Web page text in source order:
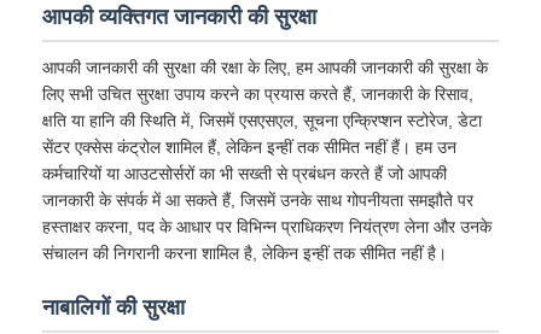
आपकी व्यक्तिगत जानकारी की सुरक्षा
आपकी जानकारी की सुरक्षा की रक्षा के लिए, हम आपकी जानकारी की सुरक्षा के
लिए सभी उचित सुरक्षा उपाय करने का प्रयास करते हैं, जानकारी के रिसाव,
क्षति या हानि की स्थिति में, जिसमें एसएसएल, सूचना एन्क्रिप्शन स्टोरेज, डेटा
सेंटर एक्सेस कंट्रोल शामिल हैं, लेकिन इन्हीं तक सीमित नहीं हैं। हम उन
कर्मचारियों या आउटसोर्सरों का भी सख्ती से प्रबंधन करते हैं जो आपकी
जानकारी के संपर्क में आ सकते हैं, जिसमें उनके साथ गोपनीयता समझौते पर
हस्ताक्षर करना, पद के आधार पर विभिन्न प्राधिकरण नियंत्रण लेना और उनके
संचालन की निगरानी करना शामिल है, लेकिन इन्हीं तक सीमित नहीं है।
नाबालिगों की सुरक्षा